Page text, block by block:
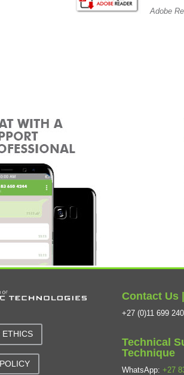
Adobe
ETHICS
Contact Us
+27 (0)11 699
Technical
Technique
WhatsApp: +27